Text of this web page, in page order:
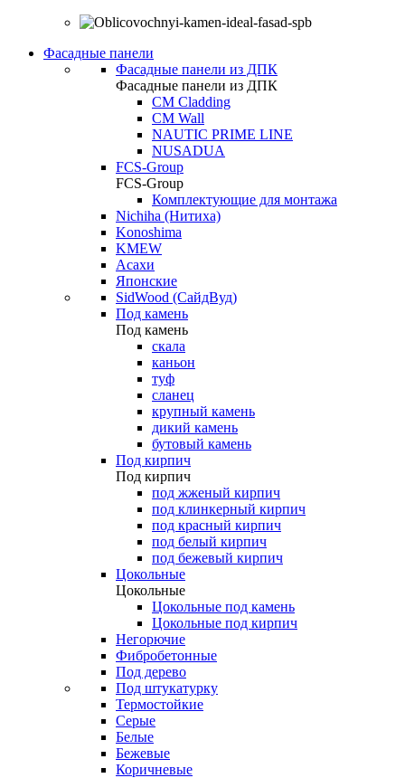
Фасадные панели
Фасадные панели из ДПК
Фасадные панели из ДПК
CM Cladding
CM Wall
NAUTIC PRIME LINE
NUSADUA
FCS-Group
FCS-Group
Комплектующие для монтажа
Nichiha (Нитиха)
Konoshima
KMEW
Асахи
Японские
SidWood (СайдВуд)
Под камень
Под камень
скала
каньон
туф
сланец
крупный камень
дикий камень
бутовый камень
Под кирпич
Под кирпич
под жженый кирпич
под клинкерный кирпич
под красный кирпич
под белый кирпич
под бежевый кирпич
Цокольные
Цокольные
Цокольные под камень
Цокольные под кирпич
Негорючие
Фибробетонные
Под дерево
Под штукатурку
Термостойкие
Серые
Белые
Бежевые
Коричневые